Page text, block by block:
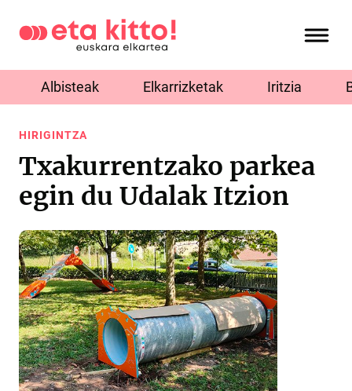
Albisteak Elkarrizketak Iritzia
HIRIGINTZA
Txakurrentzako parkea
egin du Udalak Itzion